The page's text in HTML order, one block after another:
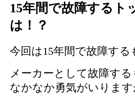
15年間で故障するト
は！？
今回は15年間で故障す
メーカーとして故障す
なかなか勇気がいりま